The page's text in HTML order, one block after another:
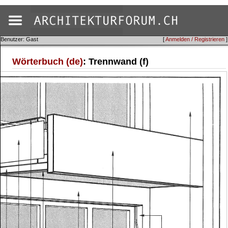
[Anmelden / Registrieren ]
Benutzer: Gast
Wörterbuch (de): Trennwand (f)